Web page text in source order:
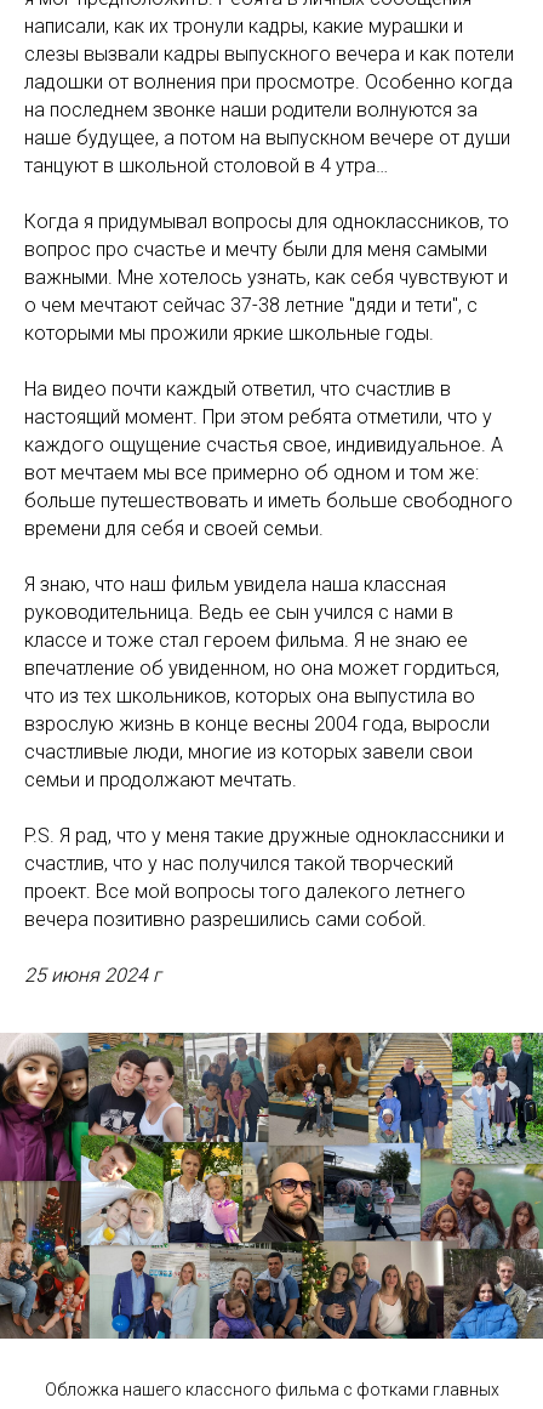
написали, как их тронули кадры, какие мурашки и
слезы вызвали кадры выпускного вечера и как потели
ладошки от волнения при просмотре. Особенно когда
на последнем звонке наши родители волнуются за
наше будущее, а потом на выпускном вечере от души
танцуют в школьной столовой в 4 утра…
Когда я придумывал вопросы для одноклассников, то
вопрос про счастье и мечту были для меня самыми
важными. Мне хотелось узнать, как себя чувствуют и
о чем мечтают сейчас 37-38 летние "дяди и тети", с
которыми мы прожили яркие школьные годы.
На видео почти каждый ответил, что счастлив в
настоящий момент. При этом ребята отметили, что у
каждого ощущение счастья свое, индивидуальное. А
вот мечтаем мы все примерно об одном и том же:
больше путешествовать и иметь больше свободного
времени для себя и своей семьи.
Я знаю, что наш фильм увидела наша классная
руководительница. Ведь ее сын учился с нами в
классе и тоже стал героем фильма. Я не знаю ее
впечатление об увиденном, но она может гордиться,
что из тех школьников, которых она выпустила во
взрослую жизнь в конце весны 2004 года, выросли
счастливые люди, многие из которых завели свои
семьи и продолжают мечтать.
P.S. Я рад, что у меня такие дружные одноклассники и
счастлив, что у нас получился такой творческий
проект. Все мой вопросы того далекого летнего
вечера позитивно разрешились сами собой.
25 июня 2024 г
Обложка нашего классного фильма с фотками главных